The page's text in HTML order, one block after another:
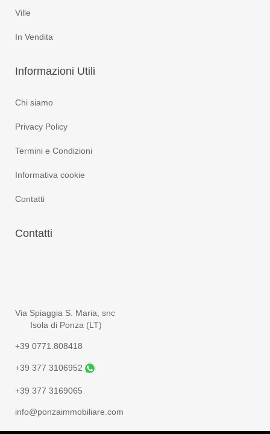
Ville
In Vendita
Informazioni Utili
Chi siamo
Privacy Policy
Termini e Condizioni
Informativa cookie
Contatti
Contatti
Via Spiaggia S. Maria, snc
Isola di Ponza (LT)
+39 0771.808418
+39 377 3106952
+39 377 3169065
info@ponzaimmobiliare.com